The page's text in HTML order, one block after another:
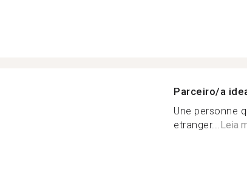
Parceiro/a
Une personne
etranger...Leia